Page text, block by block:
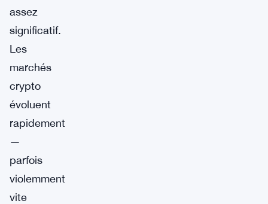
assez
significatif.
Les
marchés
crypto
évoluent
rapidement
—
parfois
violemment
vite